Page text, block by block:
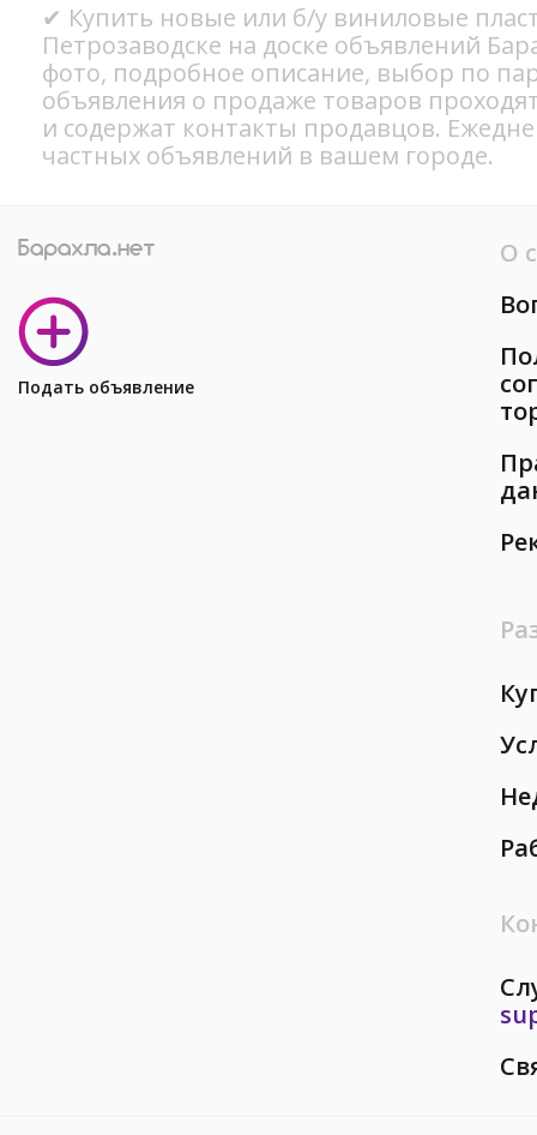
✔ Купить новые или б/у виниловые
Петрозаводске на доске объявлений
фото, подробное описание, выбор по
объявления о продаже товаров
и содержат контакты продавцов.
частных объявлений в вашем городе.
Подать объявление
О